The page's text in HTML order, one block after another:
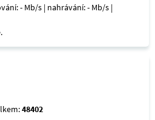
- Mb/s | nahrávání: - Mb/s |
48402